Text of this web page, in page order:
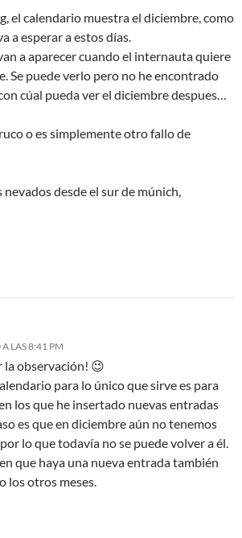
el calendario muestra el diciembre, como
a esperar a estos días.
a aparecer cuando el internauta quiere
Se puede verlo pero no he encontrado
cúal pueda ver el diciembre despues…
o es simplemente otro fallo de
desde el sur de múnich,
LAS 8:41 PM
la observación! 😉
para lo único que sirve es para
los que he insertado nuevas entradas
es que en diciembre aún no tenemos
lo que todavía no se puede volver a él.
que haya una nueva entrada también
los otros meses.